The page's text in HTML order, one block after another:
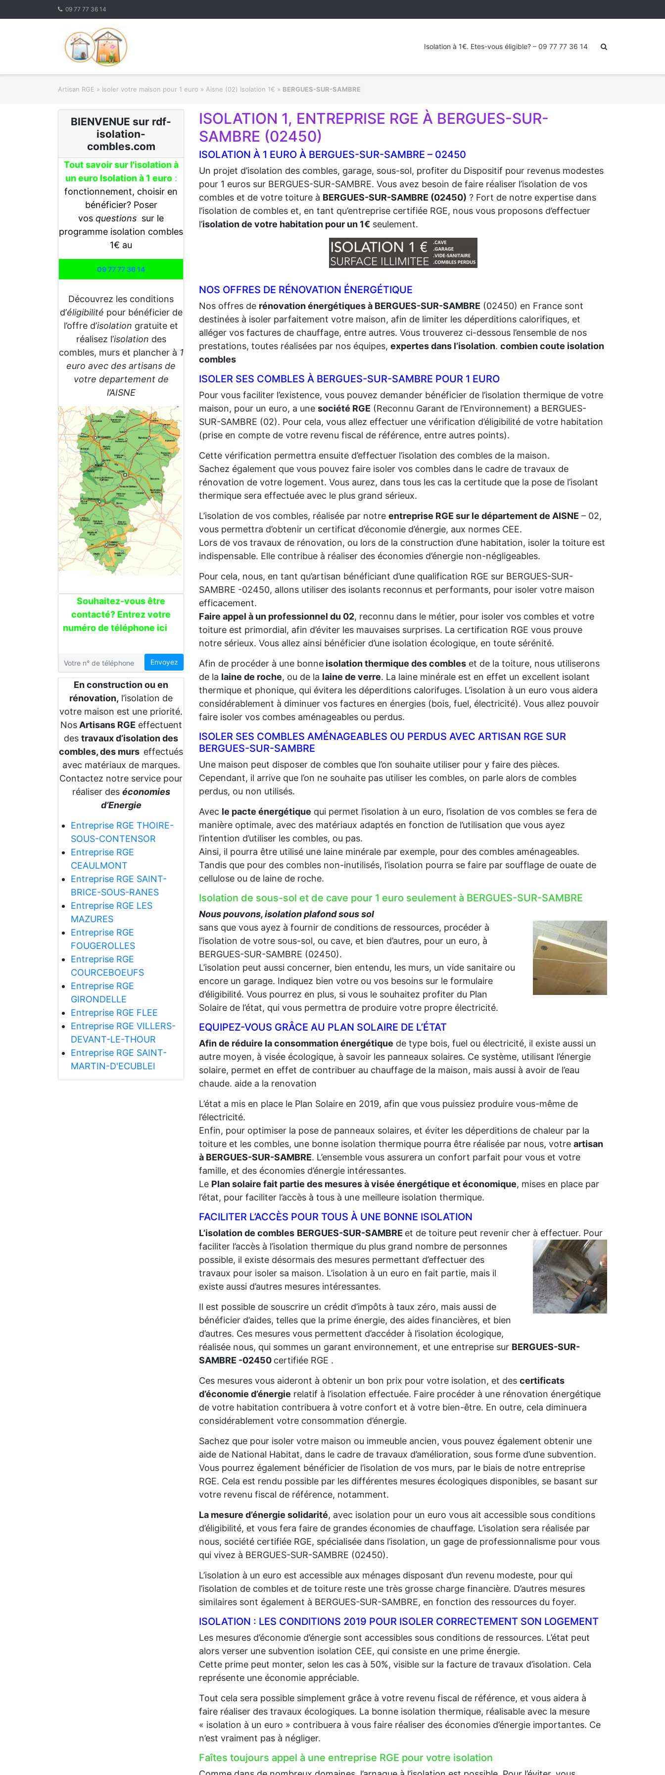
09 77 77 36 14
Isolation à 1€. Etes-vous éligible? – 09 77 77 36 14
Artisan RGE » Isoler votre maison pour 1 euro » Aisne (02) Isolation 1€ » BERGUES-SUR-SAMBRE
BIENVENUE sur rdf-
isolation-
combles.com
Tout savoir sur l'isolation à
un euro Isolation à 1 euro:
fonctionnement, choisir en
bénéficier? Poser
vos questions sur le
programme isolation combles
1€ au
09 77 77 36 14
Découvrez les conditions
d’éligibilité pour bénéficier de
l’offre d’isolation gratuite et
réalisez l’isolation des
combles, murs et plancher à 1
euro avec des artisans de
votre departement de
l’AISNE
Souhaitez-vous être
contacté? Entrez votre
numéro de téléphone ici
Envoyez
En construction ou en
rénovation, l’isolation de
votre maison est une priorité.
NosArtisans RGE effectuent
des travaux d’isolation des
combles, des murs effectués
avec matériaux de marques.
Contactez notre service pour
réaliser des économies
d’Energie
Entreprise RGE THOIRE-
SOUS-CONTENSOR
Entreprise RGE
CEAULMONT
Entreprise RGE SAINT-
BRICE-SOUS-RANES
Entreprise RGE LES
MAZURES
Entreprise RGE
FOUGEROLLES
Entreprise RGE
COURCEBOEUFS
Entreprise RGE
GIRONDELLE
Entreprise RGE FLEE
Entreprise RGE VILLERS-
DEVANT-LE-THOUR
Entreprise RGE SAINT-
MARTIN-D'ECUBLEI
ISOLATION 1, ENTREPRISE RGE À BERGUES-SUR-
SAMBRE (02450)
ISOLATION À 1 EURO À BERGUES-SUR-SAMBRE – 02450
Un projet d’isolation des combles, garage, sous-sol, profiter du Dispositif pour revenus modestes
pour 1 euros sur BERGUES-SUR-SAMBRE. Vous avez besoin de faire réaliser l’isolation de vos
combles et de votre toiture à BERGUES-SUR-SAMBRE (02450) ? Fort de notre expertise dans
l’isolation de combles et, en tant qu’entreprise certifiée RGE, nous vous proposons d’effectuer
l’isolation de votre habitation pour un 1€ seulement.
NOS OFFRES DE RÉNOVATION ÉNERGÉTIQUE
Nos offres de rénovation énergétiques à BERGUES-SUR-SAMBRE (02450) en France sont
destinées à isoler parfaitement votre maison, afin de limiter les déperditions calorifiques, et
alléger vos factures de chauffage, entre autres. Vous trouverez ci-dessous l’ensemble de nos
prestations, toutes réalisées par nos équipes, expertes dans l’isolation. combien coute isolation
combles
ISOLER SES COMBLES À BERGUES-SUR-SAMBRE POUR 1 EURO
Pour vous faciliter l’existence, vous pouvez demander bénéficier de l’isolation thermique de votre
maison, pour un euro, a une société RGE (Reconnu Garant de l’Environnement) a BERGUES-
SUR-SAMBRE (02). Pour cela, vous allez effectuer une vérification d’éligibilité de votre habitation
(prise en compte de votre revenu fiscal de référence, entre autres points).
Cette vérification permettra ensuite d’effectuer l’isolation des combles de la maison.
Sachez également que vous pouvez faire isoler vos combles dans le cadre de travaux de
rénovation de votre logement. Vous aurez, dans tous les cas la certitude que la pose de l’isolant
thermique sera effectuée avec le plus grand sérieux.
L’isolation de vos combles, réalisée par notre entreprise RGE sur le département de AISNE – 02,
vous permettra d’obtenir un certificat d’économie d’énergie, aux normes CEE.
Lors de vos travaux de rénovation, ou lors de la construction d’une habitation, isoler la toiture est
indispensable. Elle contribue à réaliser des économies d’énergie non-négligeables.
Pour cela, nous, en tant qu’artisan bénéficiant d’une qualification RGE sur BERGUES-SUR-
SAMBRE -02450, allons utiliser des isolants reconnus et performants, pour isoler votre maison
efficacement.
Faire appel à un professionnel du 02, reconnu dans le métier, pour isoler vos combles et votre
toiture est primordial, afin d’éviter les mauvaises surprises. La certification RGE vous prouve
notre sérieux. Vous allez ainsi bénéficier d’une isolation écologique, en toute sérénité.
Afin de procéder à une bonne isolation thermique des combles et de la toiture, nous utiliserons
de la laine de roche, ou de la laine de verre. La laine minérale est en effet un excellent isolant
thermique et phonique, qui évitera les déperditions calorifuges. L’isolation à un euro vous aidera
considérablement à diminuer vos factures en énergies (bois, fuel, électricité). Vous allez pouvoir
faire isoler vos combes aménageables ou perdus.
ISOLER SES COMBLES AMÉNAGEABLES OU PERDUS AVEC ARTISAN RGE SUR
BERGUES-SUR-SAMBRE
Une maison peut disposer de combles que l’on souhaite utiliser pour y faire des pièces.
Cependant, il arrive que l’on ne souhaite pas utiliser les combles, on parle alors de combles
perdus, ou non utilisés.
Avec le pacte énergétique qui permet l’isolation à un euro, l’isolation de vos combles se fera de
manière optimale, avec des matériaux adaptés en fonction de l’utilisation que vous ayez
l’intention d’utiliser les combles, ou pas.
Ainsi, il pourra être utilisé une laine minérale par exemple, pour des combles aménageables.
Tandis que pour des combles non-inutilisés, l’isolation pourra se faire par soufflage de ouate de
cellulose ou de laine de roche.
Isolation de sous-sol et de cave pour 1 euro seulement à BERGUES-SUR-SAMBRE
Nous pouvons, isolation plafond sous sol
sans que vous ayez à fournir de conditions de ressources, procéder à
l’isolation de votre sous-sol, ou cave, et bien d’autres, pour un euro, à
BERGUES-SUR-SAMBRE (02450).
L’isolation peut aussi concerner, bien entendu, les murs, un vide sanitaire ou
encore un garage. Indiquez bien votre ou vos besoins sur le formulaire
d’éligibilité. Vous pourrez en plus, si vous le souhaitez profiter du Plan
Solaire de l’état, qui vous permettra de produire votre propre électricité.
EQUIPEZ-VOUS GRÂCE AU PLAN SOLAIRE DE L’ÉTAT
Afin de réduire la consommation énergétique de type bois, fuel ou électricité, il existe aussi un
autre moyen, à visée écologique, à savoir les panneaux solaires. Ce système, utilisant l’énergie
solaire, permet en effet de contribuer au chauffage de la maison, mais aussi à avoir de l’eau
chaude. aide a la renovation
L’état a mis en place le Plan Solaire en 2019, afin que vous puissiez produire vous-même de
l’électricité.
Enfin, pour optimiser la pose de panneaux solaires, et éviter les déperditions de chaleur par la
toiture et les combles, une bonne isolation thermique pourra être réalisée par nous, votre artisan
à BERGUES-SUR-SAMBRE. L’ensemble vous assurera un confort parfait pour vous et votre
famille, et des économies d’énergie intéressantes.
Le Plan solaire fait partie des mesures à visée énergétique et économique, mises en place par
l’état, pour faciliter l’accès à tous à une meilleure isolation thermique.
FACILITER L’ACCÈS POUR TOUS À UNE BONNE ISOLATION
L’isolation de combles BERGUES-SUR-SAMBRE et de toiture peut revenir cher à effectuer. Pour
faciliter l’accès à l’isolation thermique du plus grand nombre de personnes
possible, il existe désormais des mesures permettant d’effectuer des
travaux pour isoler sa maison. L’isolation à un euro en fait partie, mais il
existe aussi d’autres mesures intéressantes.
Il est possible de souscrire un crédit d’impôts à taux zéro, mais aussi de
bénéficier d’aides, telles que la prime énergie, des aides financières, et bien
d’autres. Ces mesures vous permettent d’accéder à l’isolation écologique,
réalisée nous, qui sommes un garant environnement, et une entreprise sur BERGUES-SUR-
SAMBRE -02450 certifiée RGE .
Ces mesures vous aideront à obtenir un bon prix pour votre isolation, et des certificats
d’économie d’énergie relatif à l’isolation effectuée. Faire procéder à une rénovation énergétique
de votre habitation contribuera à votre confort et à votre bien-être. En outre, cela diminuera
considérablement votre consommation d’énergie.
Sachez que pour isoler votre maison ou immeuble ancien, vous pouvez également obtenir une
aide de National Habitat, dans le cadre de travaux d’amélioration, sous forme d’une subvention.
Vous pourrez également bénéficier de l’isolation de vos murs, par le biais de notre entreprise
RGE. Cela est rendu possible par les différentes mesures écologiques disponibles, se basant sur
votre revenu fiscal de référence, notamment.
La mesure d’énergie solidarité, avec isolation pour un euro vous ait accessible sous conditions
d’éligibilité, et vous fera faire de grandes économies de chauffage. L’isolation sera réalisée par
nous, société certifiée RGE, spécialisée dans l’isolation, un gage de professionnalisme pour vous
qui vivez à BERGUES-SUR-SAMBRE (02450).
L’isolation à un euro est accessible aux ménages disposant d’un revenu modeste, pour qui
l’isolation de combles et de toiture reste une très grosse charge financière. D’autres mesures
similaires sont également à BERGUES-SUR-SAMBRE, en fonction des ressources du foyer.
ISOLATION : LES CONDITIONS 2019 POUR ISOLER CORRECTEMENT SON LOGEMENT
Les mesures d’économie d’énergie sont accessibles sous conditions de ressources. L’état peut
alors verser une subvention isolation CEE, qui consiste en une prime énergie.
Cette prime peut monter, selon les cas à 50%, visible sur la facture de travaux d’isolation. Cela
représente une économie appréciable.
Tout cela sera possible simplement grâce à votre revenu fiscal de référence, et vous aidera à
faire réaliser des travaux écologiques. La bonne isolation thermique, réalisable avec la mesure
« isolation à un euro » contribuera à vous faire réaliser des économies d’énergie importantes. Ce
n’est vraiment pas à négliger.
Faîtes toujours appel à une entreprise RGE pour votre isolation